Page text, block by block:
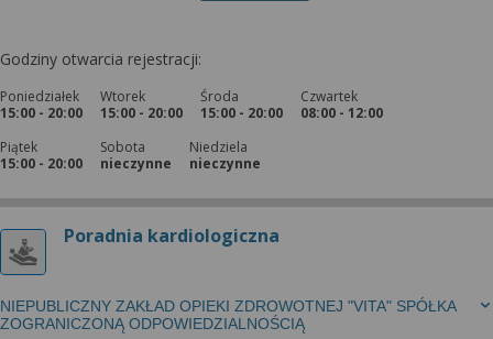
Godziny otwarcia rejestracji:
Poniedziałek
15:00 - 20:00
Wtorek
15:00 - 20:00
Środa
15:00 - 20:00
Czwartek
08:00 - 12:00
Piątek
15:00 - 20:00
Sobota
nieczynne
Niedziela
nieczynne
Poradnia kardiologiczna
NIEPUBLICZNY ZAKŁAD OPIEKI ZDROWOTNEJ "VITA" SPÓŁKA
ZOGRANICZONĄ ODPOWIEDZIALNOŚCIĄ